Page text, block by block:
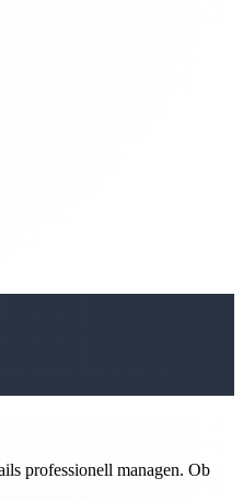
professionell managen. Ob